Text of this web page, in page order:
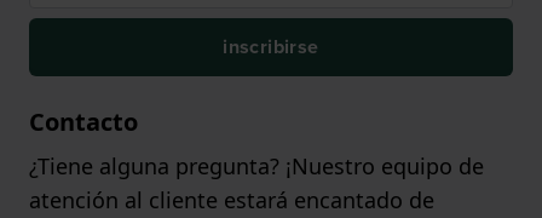
inscribirse
Contacto
¿Tiene alguna pregunta? ¡Nuestro equipo de
atención al cliente estará encantado de